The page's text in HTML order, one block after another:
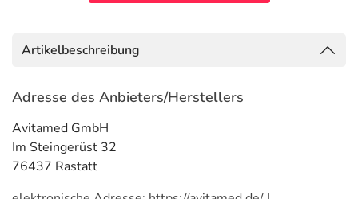
Artikelbeschreibung
Adresse des Anbieters/Herstellers
Avitamed GmbH
Im Steingerüst 32
76437 Rastatt